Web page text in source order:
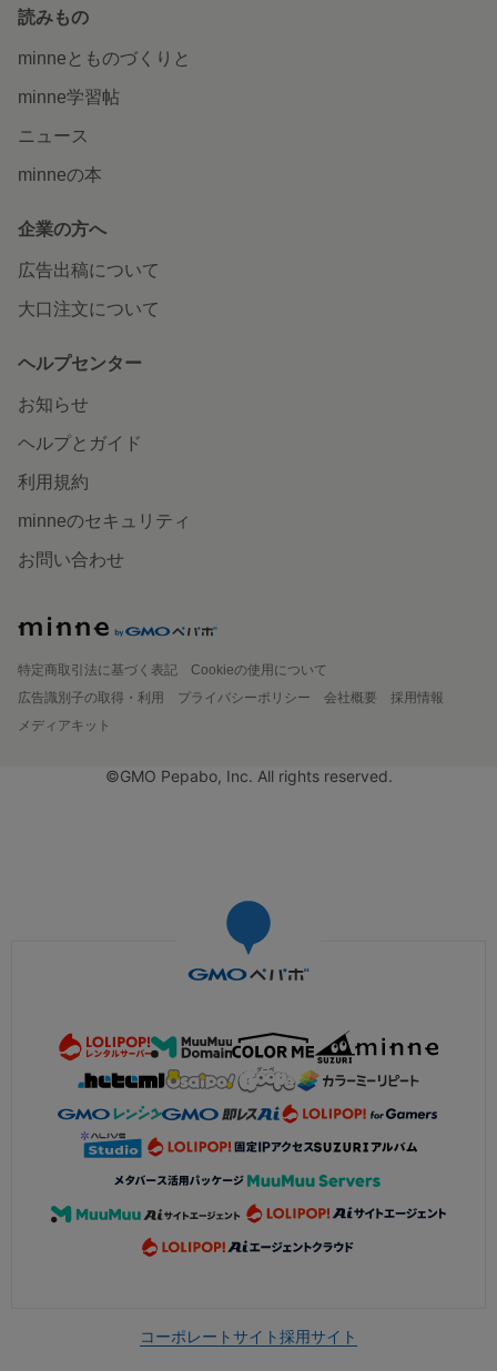
読みもの
minneとものづくりと
minne学習帖
ニュース
minneの本
企業の方へ
広告出稿について
大口注文について
ヘルプセンター
お知らせ
ヘルプとガイド
利用規約
minneのセキュリティ
お問い合わせ
特定商取引法に基づく表記
Cookieの使用について
広告識別子の取得・利用
プライバシーポリシー 会社概要
採用情報
メディアキット
©GMO Pepabo, Inc. All rights reserved.
コーポレートサイト採用サイト